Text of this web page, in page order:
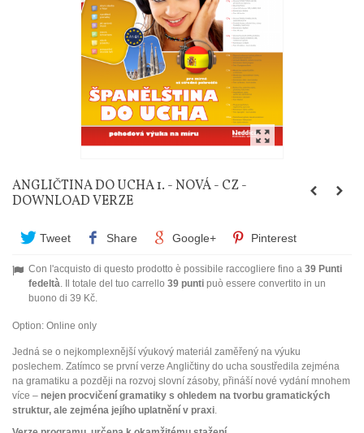
ANGLIČTINA DO UCHA 1. - NOVÁ - CZ -
DOWNLOAD VERZE
Tweet Share Google+ Pinterest
Con l'acquisto di questo prodotto è possibile raccogliere fino a 39 Punti
fedeltà . Il totale del tuo carrello 39 punti può essere convertito in un
buono di 39 Kč
Option: Online only
Jedná se o nejkomplexnější výukový materiál zaměřený na výuku
poslechem. Zatímco se první verze Angličtiny do ucha soustředila zejména
na gramatiku a později na rozvoj slovní zásoby, přináší nové vydání mnohem
více – nejen procvičení gramatiky s ohledem na tvorbu gramatických
struktur, ale zejména jejího uplatnění v praxi